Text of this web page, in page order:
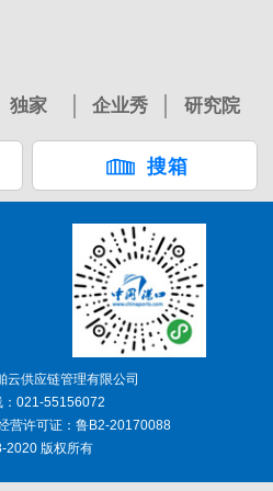
独家 企业秀 研究院
搜箱
云供应链管理有限公司
：021-55156072
营许可证：鲁B2-20170088
2020 版权所有